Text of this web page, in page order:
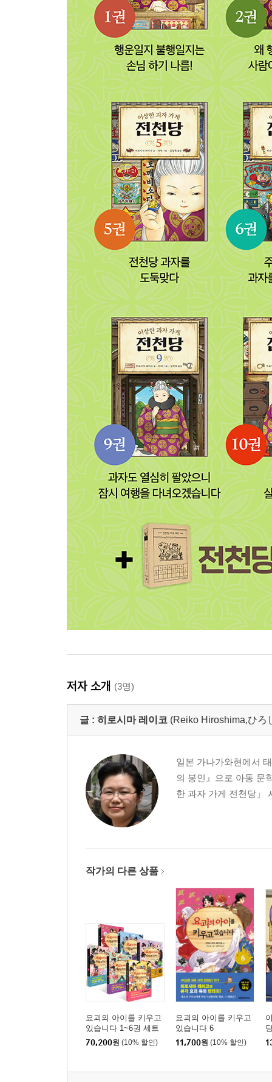
저자 소개 (3명)
글 : 히로시마 레이코 (Reiko Hiroshima,ひろ
일본 가나가와현에서
의 봉인』으로 아동 문
한 과자 가게 전천당」
작가의 다른 상품
요괴의 아이를 키우고
있습니다 1~6권 세트
70,200원 (10% 할인)
요괴의 아이를 키우고
있습니다 6
11,700원 (10% 할인)